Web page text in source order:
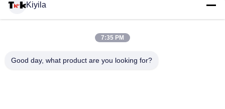
Perbaikan terbaru Custom bordir Patch Rhinestone Motif Besi
On Transfer Untuk Hoodies
Kiyila
7:35 PM
Good day, what product are you looking for?